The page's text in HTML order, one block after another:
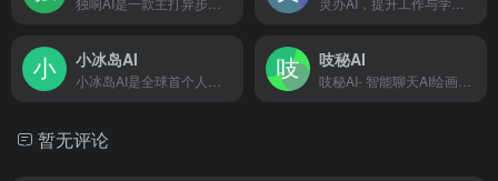
小冰岛AI 吱秘AI
暂无评论